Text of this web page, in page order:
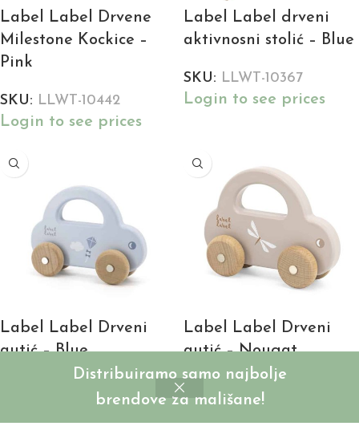
Distribuiramo samo najbolje
brendove za mališane!
Label Label Drvene
Milestone Kockice –
Pink
SKU: LLWT-10442
Login to see prices
Label Label drveni
aktivnosni stolić – Blue
SKU: LLWT-10367
Login to see prices
Label Label Drveni
autić – Blue
LLWT-25019
Label Label Drveni
autić – Nougat
SKU: LLWT-34352